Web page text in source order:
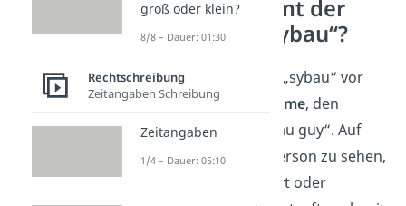
Woher kommt der
Ausdruck „sybau“?
Verbreitet hat sich „sybau“ vor
allem durch ein
Meme, den
sogenannten „sybau guy“. Auf
dem Bild ist eine Person zu sehen,
die sichtlich genervt oder
groß oder klein?
8/8 – Dauer: 01:30
Rechtschreibung
Zeitangaben Schreibung
Zeitangaben
1/4 – Dauer: 05:10